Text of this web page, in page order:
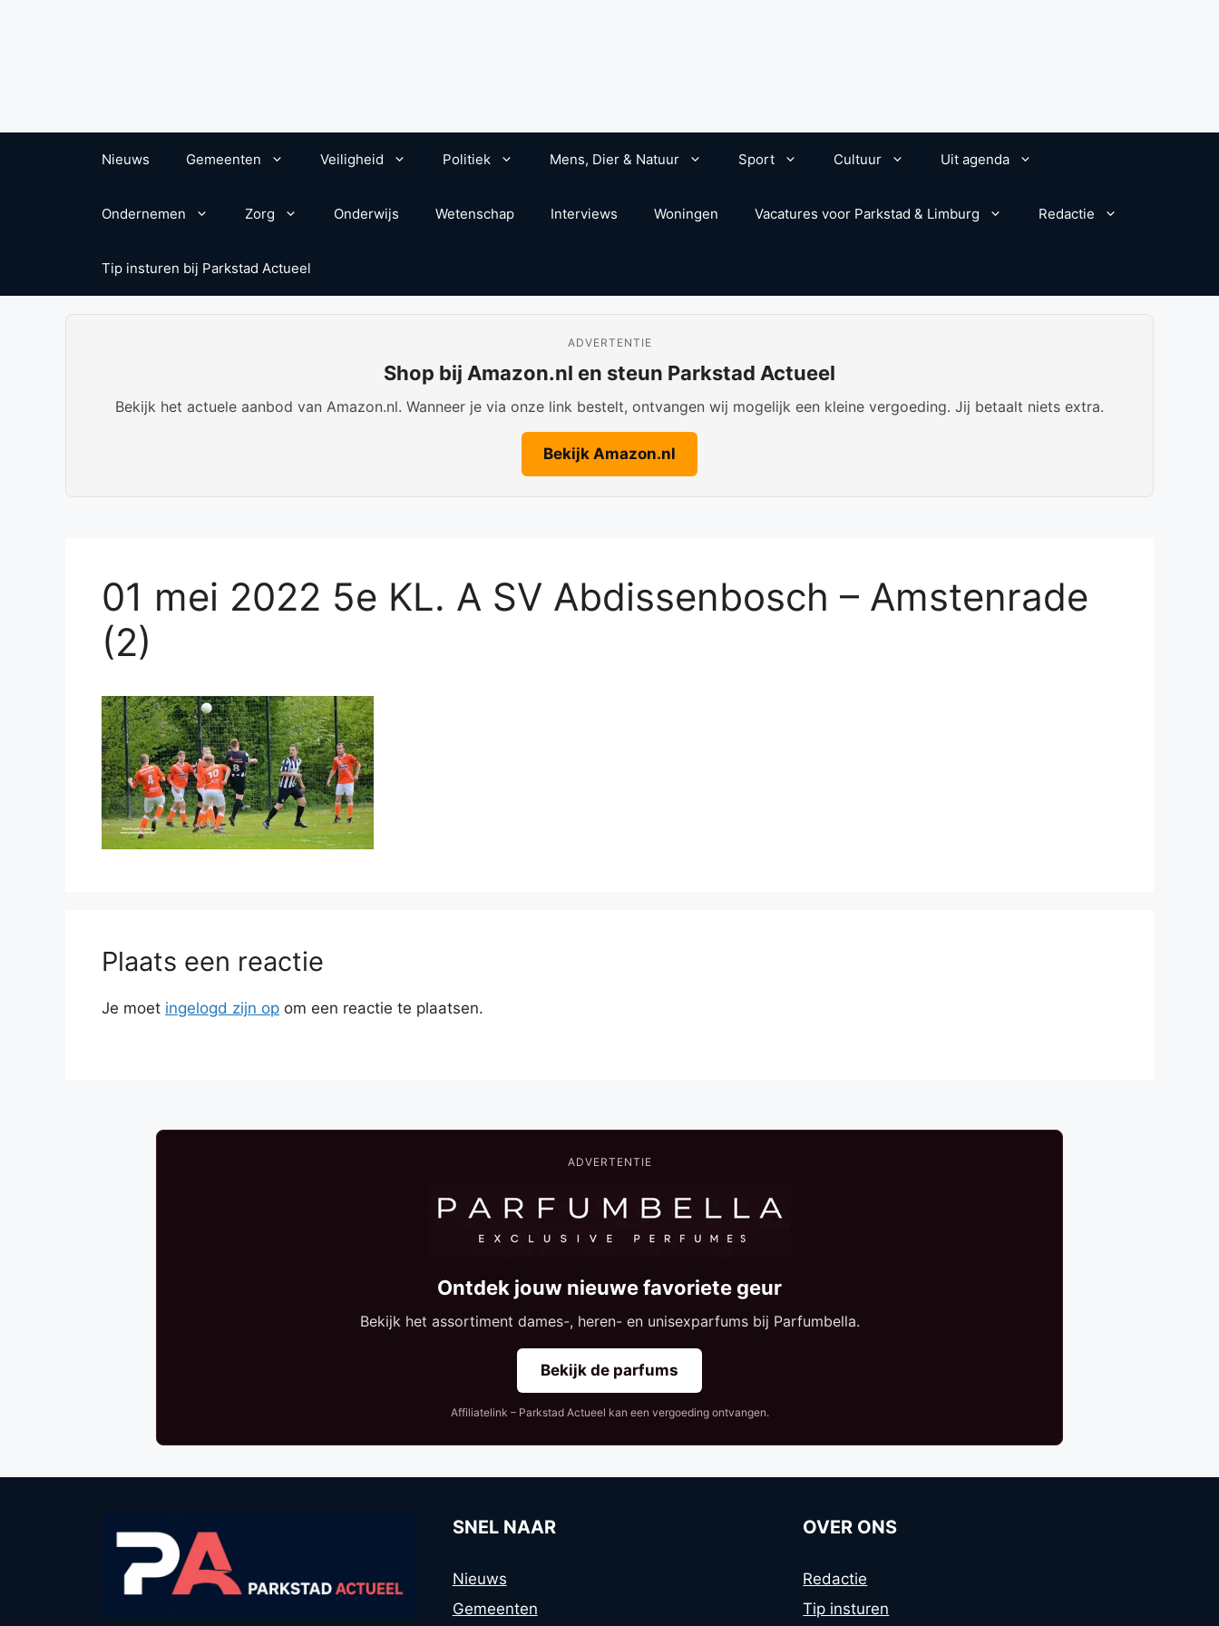
Nieuws Gemeenten Veiligheid Politiek Mens, Dier & Natuur Sport Cultuur Uit agenda
Ondernemen Zorg Onderwijs Wetenschap Interviews Woningen Vacatures voor Parkstad & Limburg Redactie
Tip insturen bij Parkstad Actueel
ADVERTENTIE
Shop bij Amazon.nl en steun Parkstad Actueel
Bekijk het actuele aanbod van Amazon.nl. Wanneer je via onze link bestelt, ontvangen wij mogelijk een kleine vergoeding. Jij betaalt niets extra.
Bekijk Amazon.nl
01 mei 2022 5e KL. A SV Abdissenbosch – Amstenrade
(2)
Plaats een reactie
Je moet ingelogd zijn op om een reactie te plaatsen.
ADVERTENTIE
Ontdek jouw nieuwe favoriete geur
Bekijk het assortiment dames-, heren- en unisexparfums bij Parfumbella.
Bekijk de parfums
Affiliatelink – Parkstad Actueel kan een vergoeding ontvangen.
SNEL NAAR
Nieuws
Gemeenten
OVER ONS
Redactie
Tip insturen